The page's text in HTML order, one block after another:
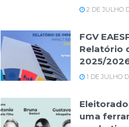
2 DE JULHO
FGV
Relatório
2025/
1 DE JULHO
uma